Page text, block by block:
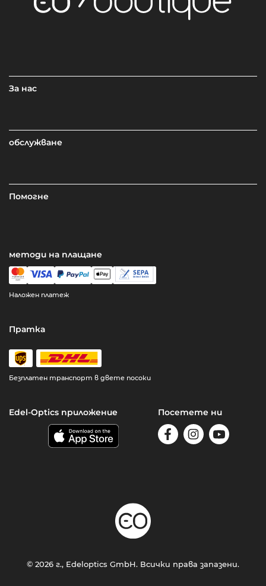
За нас
обслужване
Помогне
методи на плащане
Наложен платеж
Пратка
Безплатен транспорт в двете посоки
Edel-Optics приложение Посетете ни
© 2026 г., Edeloptics GmbH. Всички права запазени.